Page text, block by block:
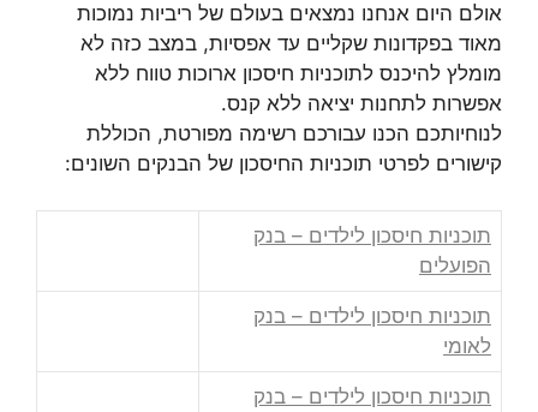
אולם היום אנחנו נמצאים בעולם של ריביות נמוכות
מאוד בפקדונות שקליים עד אפסיות, במצב כזה לא
מומלץ להיכנס לתוכניות חיסכון ארוכות טווח ללא
אפשרות לתחנות יציאה ללא קנס.
לנוחיותכם הכנו עבורכם רשימה מפורטת, הכוללת
קישורים לפרטי תוכניות החיסכון של הבנקים השונים:
תוכניות חיסכון לילדים – בנק
הפועלים
תוכניות חיסכון לילדים – בנק
לאומי
תוכניות חיסכון לילדים – בנק